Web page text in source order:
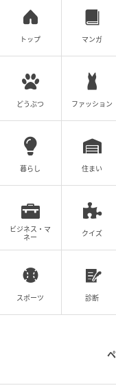
トップ マンガ
どうぶつ ファッション
暮らし 住まい
ビジネス・マ
ネー
クイズ
スポーツ 診断